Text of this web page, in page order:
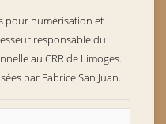
pour numérisation et
responsable du
au CRR de Limoges.
par Fabrice San Juan.